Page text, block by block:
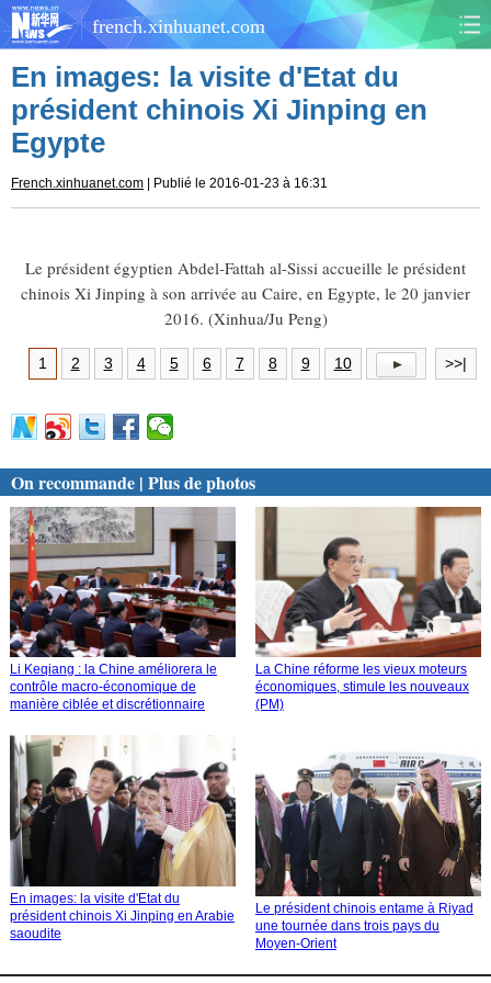
french.xinhuanet.com
CHINE MONDE
AFRIQUE
CULTURE
SCI&TECH PLANÈTE
TOURISME DOCUMENTS
DOSSIERS
VIDÉOS
En images: la visite d'Etat du
président chinois Xi Jinping en
Egypte
French.xinhuanet.com | Publié le 2016-01-23 à 16:31
Le président égyptien Abdel-Fattah al-Sissi accueille le président
chinois Xi Jinping à son arrivée au Caire, en Egypte, le 20 janvier
2016. (Xinhua/Ju Peng)
1 2 3 4 5 6 7 8 9 10 >>|
On recommande | Plus de photos
Li Keqiang : la Chine améliorera le
contrôle macro-économique de
manière ciblée et discrétionnaire
La Chine réforme les vieux moteurs
économiques, stimule les nouveaux
(PM)
En images: la visite d'Etat du
président chinois Xi Jinping en Arabie
saoudite
Le président chinois entame à Riyad
une tournée dans trois pays du
Moyen-Orient